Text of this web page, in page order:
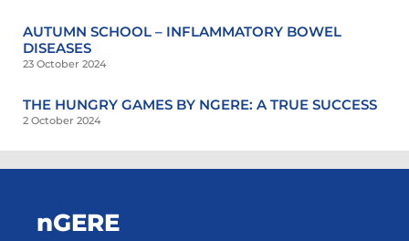
AUTUMN SCHOOL – INFLAMMATORY BOWEL
DISEASES
23 October 2024
THE HUNGRY GAMES BY NGERE: A TRUE SUCCESS
2 October 2024
nGERE